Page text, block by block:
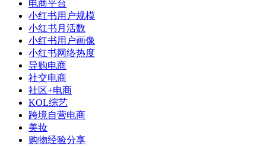
电商平台
小红书用户规模
小红书月活数
小红书用户画像
小红书网络热度
导购电商
社交电商
社区+电商
KOL综艺
跨境自营电商
美妆
购物经验分享